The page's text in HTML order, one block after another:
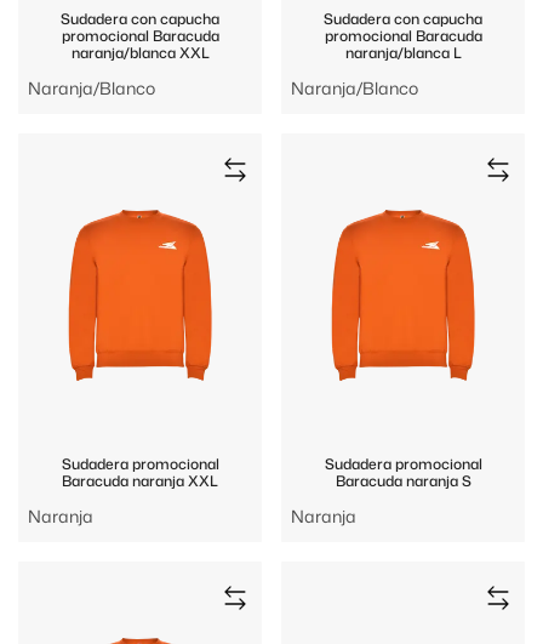
Sudadera con capucha
promocional Baracuda
naranja/blanca XXL
Naranja/Blanco
Sudadera con capucha
promocional Baracuda
naranja/blanca L
Naranja/Blanco
Sudadera promocional
Baracuda naranja XXL
Naranja
Sudadera promocional
Baracuda naranja S
Naranja